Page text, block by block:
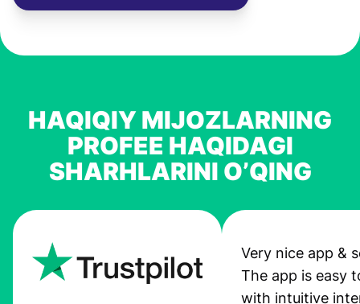
HAQIQIY MIJOZLARNING
PROFEE HAQIDAGI
SHARHLARINI O’QING
Very nice app &
The app is easy
with intuitive